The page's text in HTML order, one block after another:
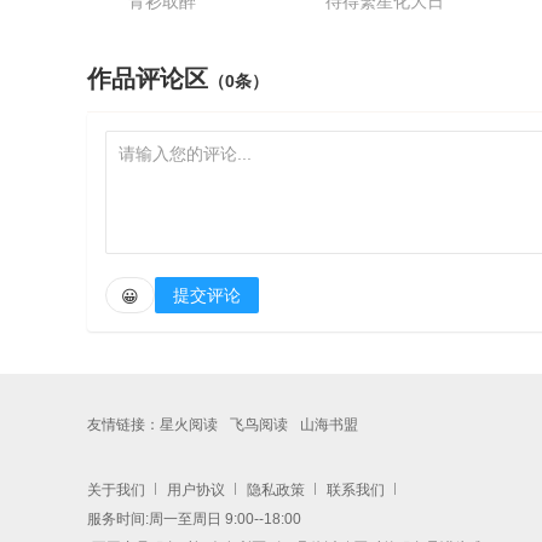
作品评论区 （0条）
😀 提交评论
友情链接： 星火阅读 飞鸟阅读 山海书盟
关于我们 用户协议 隐私政策
联系我们
服务时间:周一至周日 9:00--18:00